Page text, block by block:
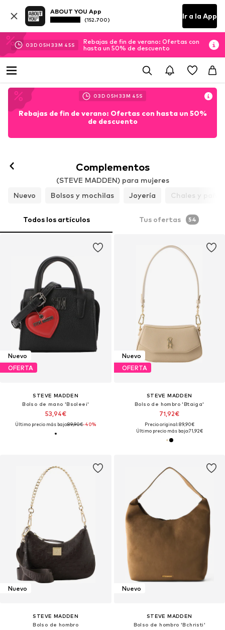
ABOUT YOU App
(152.700) Ir a la App
03D 05H 33M 44S
Rebajas de fin de verano: Ofertas con
hasta un 50% de descuento
03D 05H 33M 44S
Rebajas de fin de verano: Ofertas con hasta un 50%
de descuento
Complementos
(STEVE MADDEN) para mujeres
Nuevo
Bolsos y mochilas Joyería Chales y
Todos los artículos Tus ofertas 54
Nuevo
OFERTA
STEVE MADDEN
Bolso de mano 'Bsoleei'
53,94€
Último precio más bajo:89,90€-40%
Nuevo
OFERTA
STEVE MADDEN
Bolso de hombro 'Btaiga'
71,92€
Precio original: 89,90€
Último precio más bajo:71,92€
Nuevo
STEVE MADDEN
Bolso de hombro
Nuevo
STEVE MADDEN
Bolso de hombro 'Bchristi'